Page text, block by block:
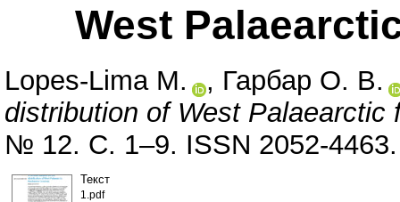
West
Lopes-Lima M. , Гарбар О. В.
distribution of West Palaearctic
№ 12. С. 1–9. ISSN 2052-
Текст
1.pdf